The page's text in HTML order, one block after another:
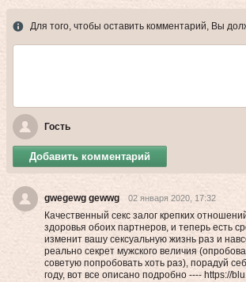
Для того, чтобы оставить комментарий, Вы
Гость
Добавить комментарий
gwegewg gewwg 02 января 2020, 17:32
Качественный секс залог крепких
здоровья обоих партнеров, и теперь есть
изменит вашу сексуальную жизнь раз и
реально секрет мужского величия
советую попробовать хоть раз), порадуй
году, вот все описано подробно ---- https://